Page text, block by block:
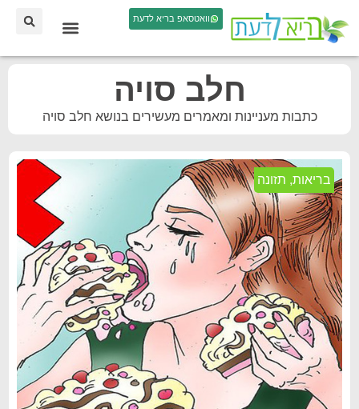
וואטסאפ בריא לדעת
חלב סויה
כתבות מעניינות ומאמרים מעשירים בנושא חלב סויה
בריאות, תזונה